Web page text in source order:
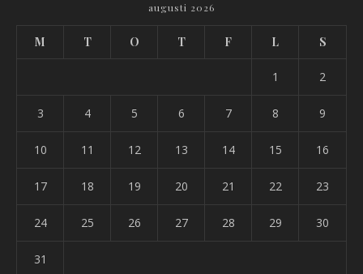
augusti 2026
M T O T F L S
1 2
3 4 5 6 7 8 9
10 11 12 13 14 15 16
17 18 19 20 21 22 23
24 25 26 27 28 29 30
31